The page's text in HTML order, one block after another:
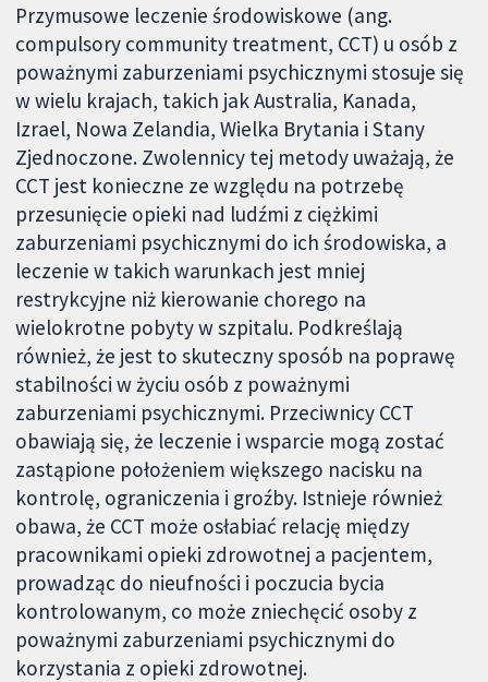
Przymusowe leczenie środowiskowe (ang.
compulsory community treatment, CCT) u osób z
poważnymi zaburzeniami psychicznymi stosuje się
w wielu krajach, takich jak Australia, Kanada,
Izrael, Nowa Zelandia, Wielka Brytania i Stany
Zjednoczone. Zwolennicy tej metody uważają, że
CCT jest konieczne ze względu na potrzebę
przesunięcie opieki nad ludźmi z ciężkimi
zaburzeniami psychicznymi do ich środowiska, a
leczenie w takich warunkach jest mniej
restrykcyjne niż kierowanie chorego na
wielokrotne pobyty w szpitalu. Podkreślają
również, że jest to skuteczny sposób na poprawę
stabilności w życiu osób z poważnymi
zaburzeniami psychicznymi. Przeciwnicy CCT
obawiają się, że leczenie i wsparcie mogą zostać
zastąpione położeniem większego nacisku na
kontrolę, ograniczenia i groźby. Istnieje również
obawa, że CCT może osłabiać relację między
pracownikami opieki zdrowotnej a pacjentem,
prowadząc do nieufności i poczucia bycia
kontrolowanym, co może zniechęcić osoby z
poważnymi zaburzeniami psychicznymi do
korzystania z opieki zdrowotnej.